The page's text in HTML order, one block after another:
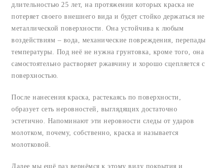
длительностью 25 лет, на протяжении которых краска не
потеряет своего внешнего вида и будет стойко держаться не
металлической поверхности. Она устойчива к любым
воздействиям – вода, механические повреждения, перепады
температуры. Под неё не нужна грунтовка, кроме того, она
самостоятельно растворяет ржавчину и хорошо сцепляется с
поверхностью.
После нанесения краска, растекаясь по поверхности,
образует сеть неровностей, выглядящих достаточно
эстетично. Напоминают эти неровности следы от ударов
молотком, почему, собственно, краска и называется
молотковой.
Далее мы ещё раз вернёмся к этому виду покрытия и